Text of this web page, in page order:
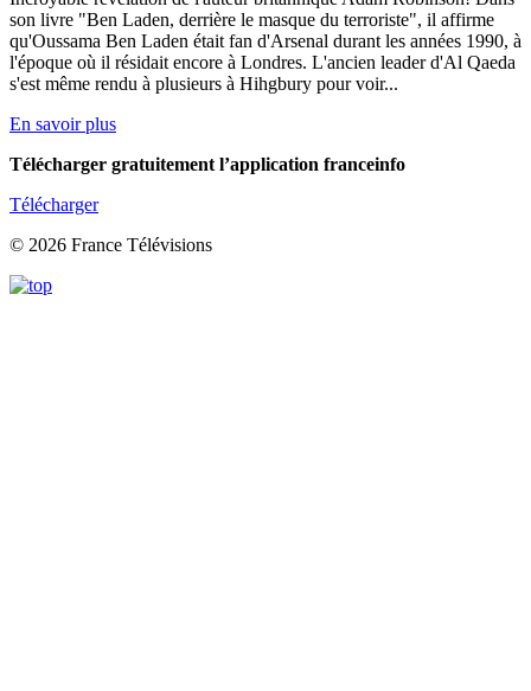
son livre "Ben Laden, derrière le masque du terroriste", il affirme
qu'Oussama Ben Laden était fan d'Arsenal durant les années 1990, à
l'époque où il résidait encore à Londres. L'ancien leader d'Al Qaeda
s'est même rendu à plusieurs à Hihgbury pour voir...
En savoir plus
Télécharger gratuitement l’application franceinfo
Télécharger
© 2026 France Télévisions